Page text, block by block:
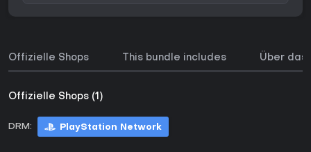
Offizielle Shops This bundle includes Über das
Offizielle Shops (1)
DRM: PlayStation Network